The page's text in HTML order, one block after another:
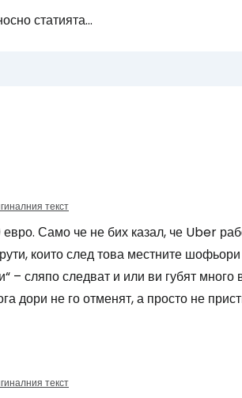
статията...
текст
Само че не бих казал, че Uber
които след това местните
– сляпо следват и или ви губят
дори не го отменят, а просто не
текст